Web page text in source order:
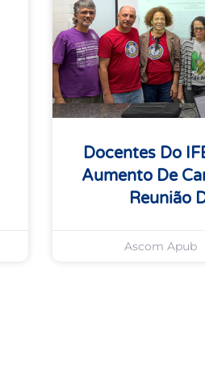
Docentes Do
Aumento De
Reunião
Ascom Apub